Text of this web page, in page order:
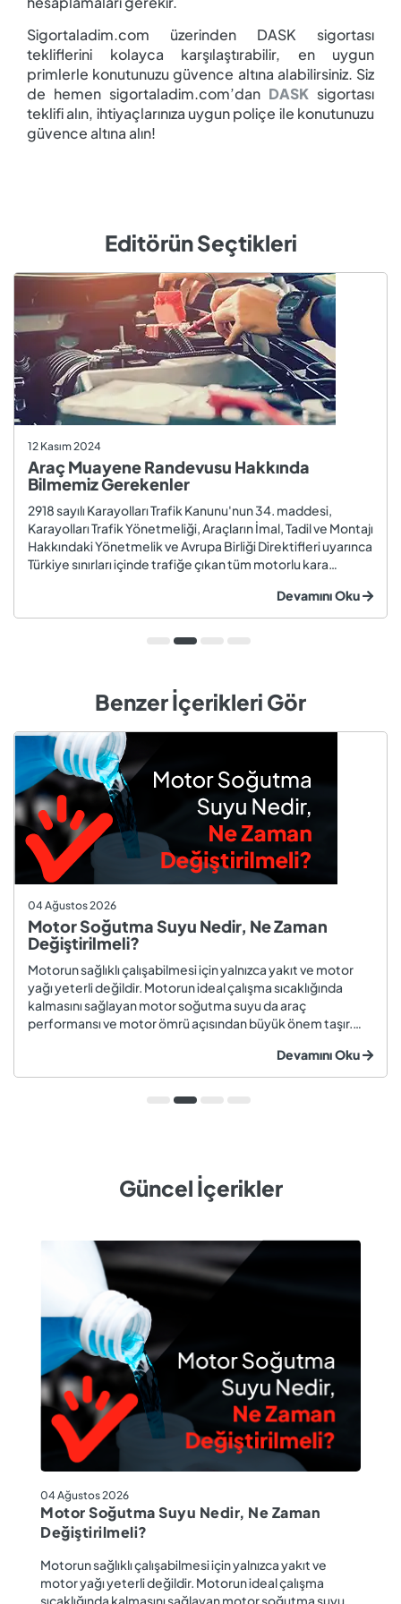
Sigortaladim.com üzerinden DASK sigortası
tekliflerini kolayca karşılaştırabilir, en uygun
primlerle konutunuzu güvence altına alabilirsiniz. Siz
de hemen sigortaladim.com’dan DASK sigortası
teklifi alın, ihtiyaçlarınıza uygun poliçe ile konutunuzu
güvence altına alın!
Editörün Seçtikleri
12 Kasım 2024
Araç Muayene Randevusu Hakkında
Bilmemiz Gerekenler
2918 sayılı Karayolları Trafik Kanunu'nun 34. maddesi,
Karayolları Trafik Yönetmeliği, Araçların İmal, Tadil ve Montajı
Hakkındaki Yönetmelik ve Avrupa Birliği Direktifleri uyarınca
Türkiye sınırları içinde trafiğe çıkan tüm motorlu kara
zorundadır. Araç muayenesi; otomobil, motosiklet,
kamyon, kamyo...
Devamını Oku
Benzer İçerikleri Gör
04 Ağustos 2026
Motor Soğutma Suyu Nedir, Ne Zaman
Değiştirilmeli?
Motorun sağlıklı çalışabilmesi için yalnızca yakıt ve motor
yağı yeterli değildir. Motorun ideal çalışma sıcaklığında
kalmasını sağlayan motor soğutma suyu da araç
performansı ve motor ömrü açısından büyük önem taşır.
değiştirilmeyen soğutma suyu; hararet, korozyon, motor
arızaları ve yüksek onarım ma...
Devamını Oku
Güncel İçerikler
04 Ağustos 2026
Motor Soğutma Suyu Nedir, Ne Zaman
Değiştirilmeli?
Motorun sağlıklı çalışabilmesi için yalnızca yakıt ve
motor yağı yeterli değildir. Motorun ideal çalışma
sıcaklığında kalmasını sağlayan motor soğutma suyu